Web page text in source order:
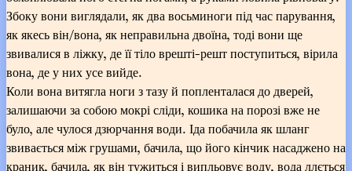
Збоку вони виглядали, як два восьминоги під час парування,
як якесь він/вона, як неправильна двоїна, тоді вони ще
звивалися в ліжку, де її тіло врешті-решт поступиться, вірила
вона, де у них усе вийде.
Коли вона витягла ноги з тазу й попленталася до дверей,
залишаючи за собою мокрі сліди, кошика на порозі вже не
було, але чулося дзюрчання води. Іда побачила як шланг
звивається між грушами, бачила, що його кінчик насаджено на
краник, бачила, як він тужиться і випльовує воду, вода ллється